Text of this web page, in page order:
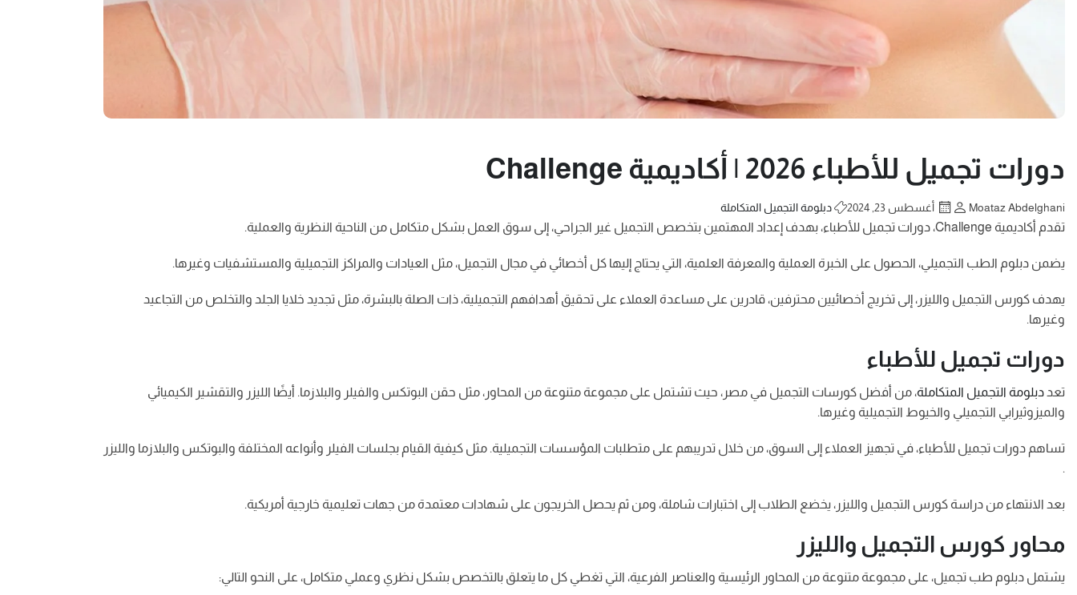
دورات تجميل للأطباء 2026 | أكاديمية Challenge
Moataz Abdelghani أغسطس 23, 2024 دبلومة التجميل المتكاملة
تقدم أكاديمية Challenge، دورات تجميل للأطباء، بهدف إعداد المهتمين بتخصص التجميل غير الجراحي، إلى سوق العمل بشكل متكامل من الناحية النظرية والعملية.
يضمن دبلوم الطب التجميلي، الحصول على الخبرة العملية والمعرفة العلمية، التي يحتاج إليها كل أخصائي في مجال التجميل، مثل العيادات والمراكز التجميلية والمستشفيات وغيرها.
يهدف كورس التجميل والليزر، إلى تخريج أخصائيين محترفين، قادرين على مساعدة العملاء على تحقيق أهدافهم التجميلية، ذات الصلة بالبشرة، مثل تجديد خلايا الجلد والتخلص من التجاعيد
وغيرها.
دورات تجميل للأطباء
تعد دبلومة التجميل المتكاملة، من أفضل كورسات التجميل في مصر، حيث تشتمل على مجموعة متنوعة من المحاور، مثل حقن البوتكس والفيلر والبلازما. أيضًا الليزر والتقشير الكيميائي
والميزوثيرابي التجميلي والخيوط التجميلية وغيرها.
تساهم دورات تجميل للأطباء، في تجهيز العملاء إلى السوق، من خلال تدريبهم على متطلبات المؤسسات التجميلية. مثل كيفية القيام بجلسات الفيلر وأنواعه المختلفة والبوتكس والبلازما والليزر
.
بعد الانتهاء من دراسة كورس التجميل والليزر، يخضع الطلاب إلى اختبارات شاملة، ومن ثم يحصل الخريجون على شهادات معتمدة من جهات تعليمية خارجية أمريكية.
محاور كورس التجميل والليزر
يشتمل دبلوم طب تجميل، على مجموعة متنوعة من المحاور الرئيسية والعناصر الفرعية، التي تغطي كل ما يتعلق بالتخصص بشكل نظري وعملي متكامل، على النحو التالي: